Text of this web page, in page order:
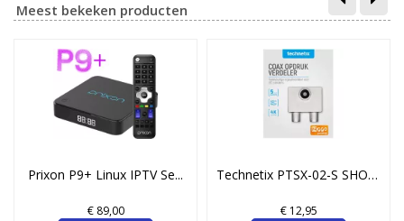
Meest bekeken producten
Prixon P9+ Linux IPTV Se...
€ 89,00
Technetix PTSX-02-S SHOP...
€ 12,95